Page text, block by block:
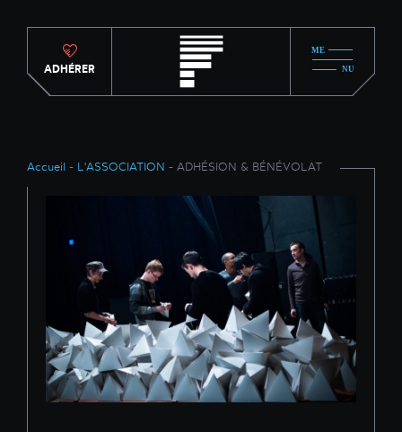
ADHÉRER
Accueil - L'ASSOCIATION - ADHÉSION & BÉNÉVOLAT